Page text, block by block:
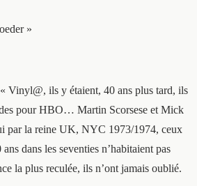
»
Vinyl@, ils y étaient, 40 ans plus tard, ils
pour HBO… Martin Scorsese et Mick
par la reine UK, NYC 1973/1974, ceux
dans les seventies n’habitaient pas
la plus reculée, ils n’ont jamais oublié.